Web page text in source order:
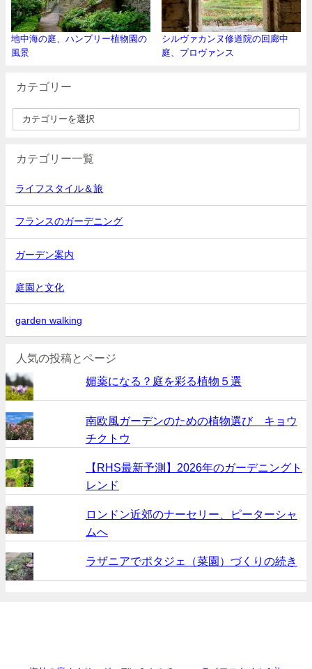
地中海の庭、ハンブリー植物園の
風景
シルヴァカンヌ修道院の回廊中
庭、プロヴァンス
カテゴリー
カテゴリー一覧
ライフスタイル＆旅
フランスのガーデニング
ガーデン案内
庭園と文化
garden walking
人気の投稿とページ
媚薬になる？庭を彩る植物５選
南欧風ガーデンのための植物選び キョウ
チクトウ
【RHS最新予測】2026年のガーデニングト
レンド
ロンドン近郊のナーセリー、ピーターシャ
ムへ
ラザニアでポタジェ（菜園）づくりの続き